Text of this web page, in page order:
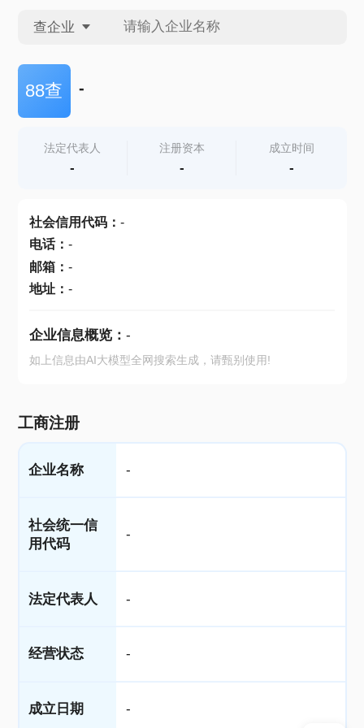
查企业
查企业
查产地
88查 -
法定代表人
-
注册资本
-
成立时间
-
社会信用代码： -
电话： -
邮箱： -
地址： -
企业信息概览： -
如上信息由AI大模型全网搜索生成，请甄别使用!
工商注册
企业名称 -
社会统一信
用代码
-
法定代表人 -
经营状态 -
成立日期 -